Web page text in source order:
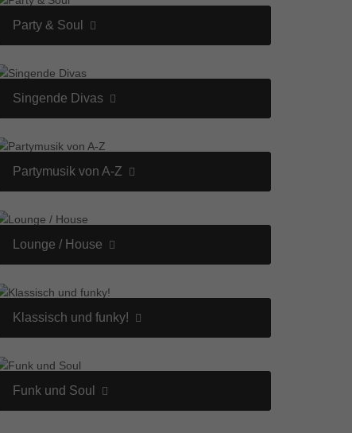
Party & Soul
Singende Divas
Partymusik von A-Z
Lounge / House
Klassisch und funky!
Funk und Soul